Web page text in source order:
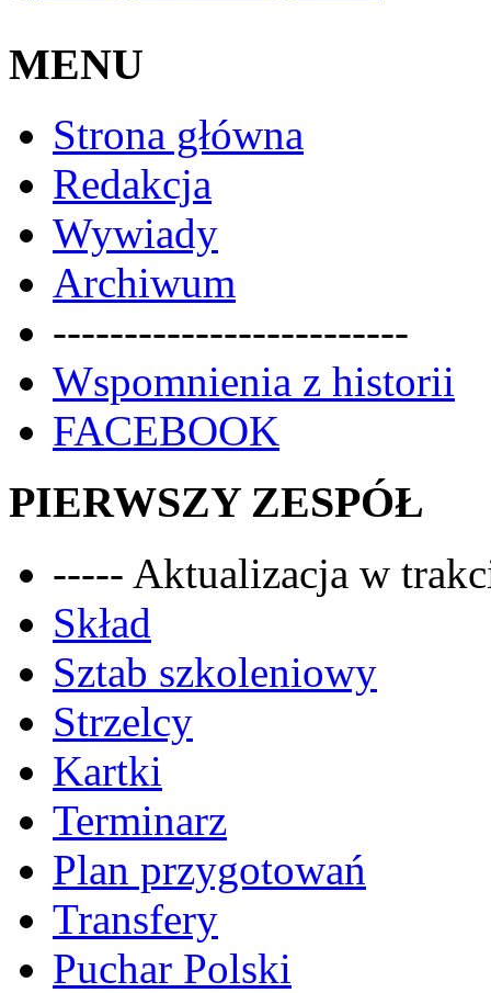
MENU
Strona główna
Redakcja
Wywiady
Archiwum
-------------------------
Wspomnienia z historii
FACEBOOK
PIERWSZY ZESPÓŁ
----- Aktualizacja w
Skład
Sztab szkoleniowy
Strzelcy
Kartki
Terminarz
Plan przygotowań
Transfery
Puchar Polski